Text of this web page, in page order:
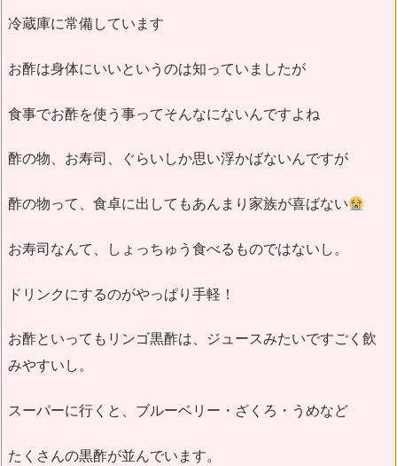
冷蔵庫に常備しています
お酢は身体にいいというのは知っていましたが
食事でお酢を使う事ってそんなにないんですよね
酢の物、お寿司、ぐらいしか思い浮かばないんですが
酢の物って、食卓に出してもあんまり家族が喜ばない
お寿司なんて、しょっちゅう食べるものではないし。
ドリンクにするのがやっぱり手軽！
お酢といってもリンゴ黒酢は、ジュースみたいですごく飲
みやすいし。
スーパーに行くと、ブルーベリー・ざくろ・うめなど
たくさんの黒酢が並んでいます。